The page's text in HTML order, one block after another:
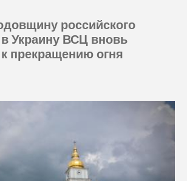
российского
Украину ВСЦ вновь
прекращению огня